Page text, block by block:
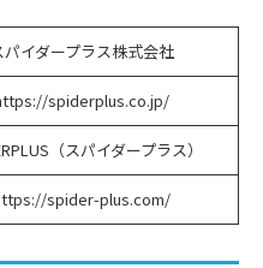
パイダープラス株式会社
spiderplus.co.jp/
（スパイダープラス）
spider-plus.com/